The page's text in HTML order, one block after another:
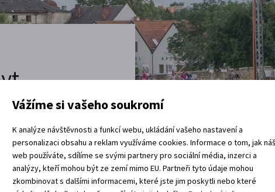
děje.
rádi.
vracíte domů?
Vážíme si vašeho soukromí
K analýze návštěvnosti a funkcí webu, ukládání vašeho nastavení a
personalizaci obsahu a reklam využíváme cookies. Informace o tom, jak
web používáte, sdílíme se svými partnery pro sociální média, inzerci a
analýzy, kteří mohou být ze zemí mimo EU. Partneři tyto údaje mohou
zkombinovat s dalšími informacemi, které jste jim poskytli nebo které